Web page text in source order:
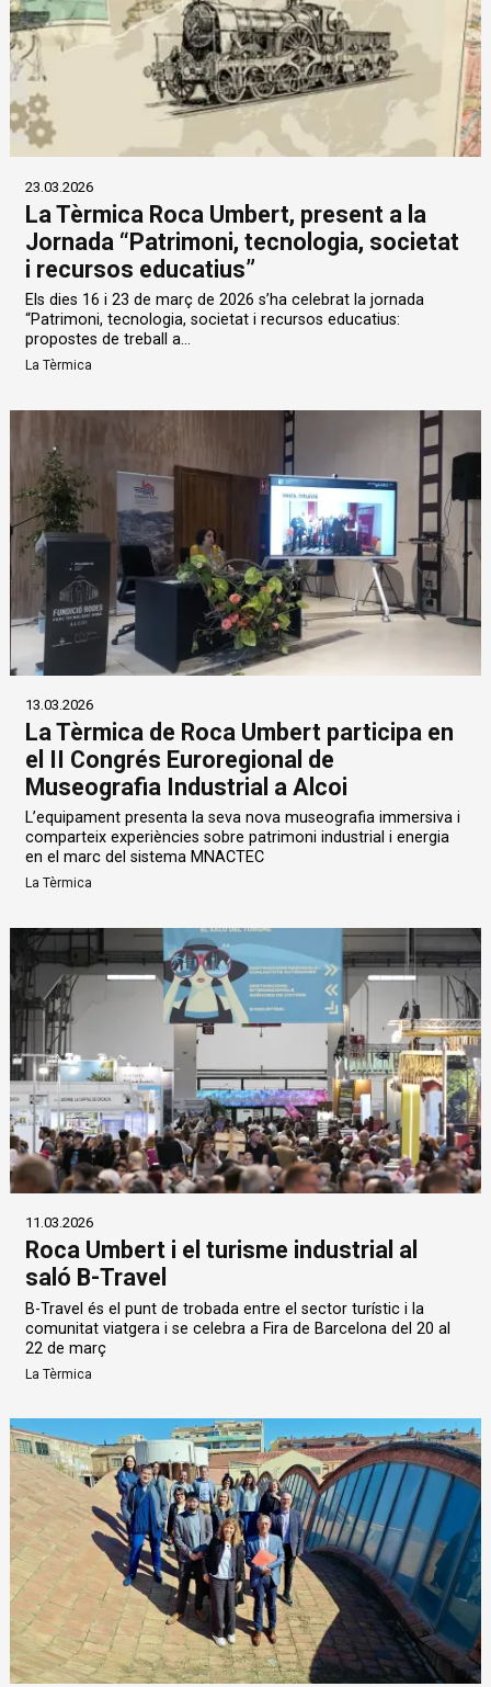
23.03.2026
La Tèrmica Roca Umbert, present a la
Jornada “Patrimoni, tecnologia, societat
i recursos educatius”
Els dies 16 i 23 de març de 2026 s’ha celebrat la jornada
“Patrimoni, tecnologia, societat i recursos educatius:
propostes de treball a...
La Tèrmica
13.03.2026
La Tèrmica de Roca Umbert participa en
el II Congrés Euroregional de
Museografia Industrial a Alcoi
L’equipament presenta la seva nova museografia immersiva i
comparteix experiències sobre patrimoni industrial i energia
en el marc del sistema MNACTEC
La Tèrmica
11.03.2026
Roca Umbert i el turisme industrial al
saló B-Travel
B-Travel és el punt de trobada entre el sector turístic i la
comunitat viatgera i se celebra a Fira de Barcelona del 20 al
22 de març
La Tèrmica